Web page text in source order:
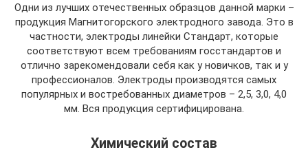
Одни из лучших отечественных образцов данной марки –
продукция Магнитогорского электродного завода. Это в
частности, электроды линейки Стандарт, которые
соответствуют всем требованиям госстандартов и
отлично зарекомендовали себя как у новичков, так и у
профессионалов. Электроды производятся самых
популярных и востребованных диаметров – 2,5, 3,0, 4,0
мм. Вся продукция сертифицирована.
Химический состав